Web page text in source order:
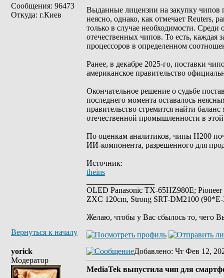
Сообщения: 96473
Откуда: г.Киев
Выданные лицензии на закупку чипов
неясно, однако, как отмечает Reuters,
только в случае необходимости.
отечественных чипов. То есть, каждая
процессоров в определенном
Ранее, в декабре 2025-го, поставки
американское правительство
Окончательное решение о судьбе
последнего момента оставалось
правительство стремится найти
отечественной промышленности в
По оценкам аналитиков, чипы H200
ИИ-компонента, разрешенного для
Источник:
theins
OLED Panasonic TX-65HZ980E;
ZXC 120cm, Strong SRT-DM2100
Желаю, чтобы у Вас сбылось то, чего
Вернуться к началу
yorick
Модератор
Добавлено: Чт Фев 12,
MediaTek выпустила чип для